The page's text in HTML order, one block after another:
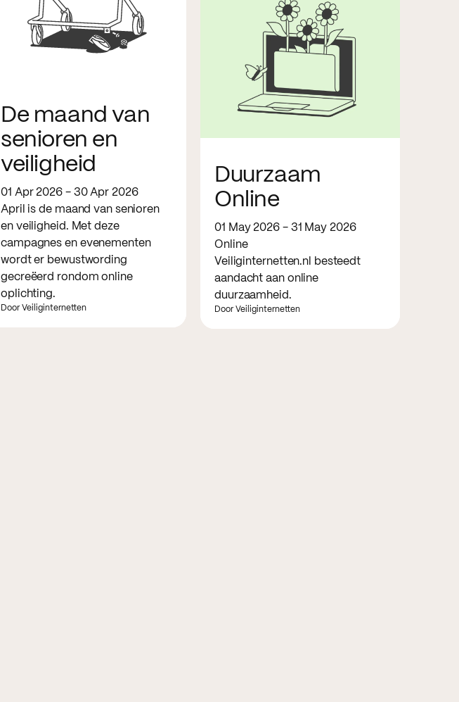
De maand van
senioren en
veiligheid
01 Apr 2026 - 30 Apr 2026
April is de maand van senioren
en veiligheid. Met deze
campagnes en evenementen
wordt er bewustwording
gecreëerd rondom online
oplichting.
Door Veiliginternetten
Duurzaam
Online
01 May 2026 - 31 May 2026
Online
Veiliginternetten.nl besteedt
aandacht aan online
duurzaamheid.
Door Veiliginternetten